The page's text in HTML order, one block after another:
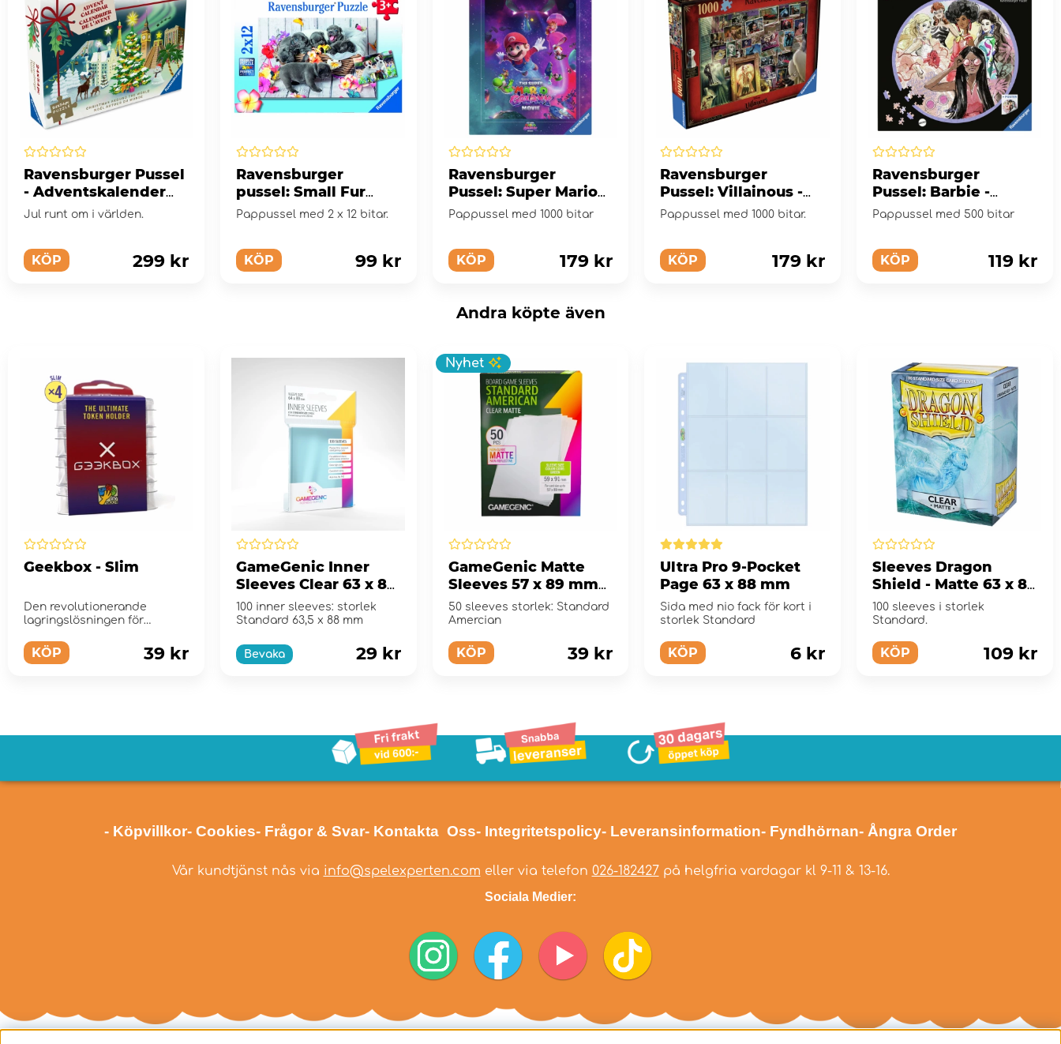
Ravensburger Pussel
- Adventskalender
Christmas Around
Jul runt om i världen.
KÖP 299 kr
Ravensburger
pussel: Small Fur
Balls 2x12 Bitar
Pappussel med 2 x 12 bitar.
KÖP 99 kr
Ravensburger
Pussel: Super Mario
Galactic adventures!
Pappussel med 1000 bitar
KÖP 179 kr
Ravensburger
Pussel: Villainous -
Cruella de Vil 1000
Pappussel med 1000 bitar.
KÖP 179 kr
Ravensburger
Pussel: Barbie -
Global Style Icon
Pappussel med 500 bitar
KÖP 119 kr
Andra köpte även
Geekbox - Slim
Den revolutionerande
lagringslösningen för
KÖP 39 kr
GameGenic Inner
Sleeves Clear 63 x 88
mm
100 inner sleeves: storlek
Standard 63,5 x 88 mm
Bevaka 29 kr
Nyhet
GameGenic Matte
Sleeves 57 x 89 mm
Clear
50 sleeves storlek: Standard
Amercian
KÖP 39 kr
Ultra Pro 9-Pocket
Page 63 x 88 mm
Sida med nio fack för kort i
storlek Standard
KÖP 6 kr
Sleeves Dragon
Shield - Matte 63 x 88
mm Clear
100 sleeves i storlek
Standard.
KÖP 109 kr
- Köpvillkor- Cookies- Frågor & Svar- Kontakta Oss- Integritetspolicy- Leveransinformation- Fyndhörnan- Ångra Order
Vår kundtjänst nås via info@spelexperten.com eller via telefon 026-182427på helgfria vardagar kl 9-11 & 13-16.
Sociala Medier: